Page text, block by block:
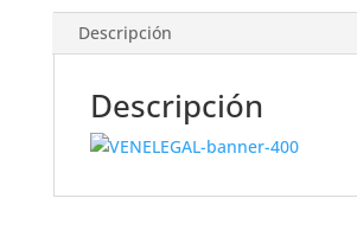
Descripción
Descripción